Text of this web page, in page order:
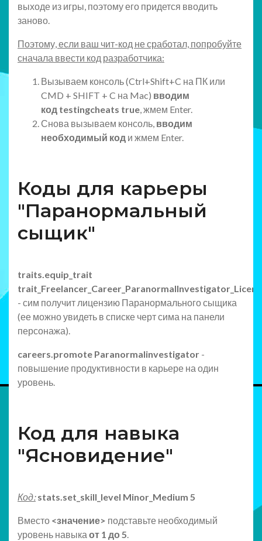
выходе из игры, поэтому его придется вводить
заново.
Поэтому, если ваш чит-код не сработал, попробуйте
сначала ввести код разработчика:
Вызываем консоль (Ctrl+Shift+C на ПК или
CMD + SHIFT + C на Mac) вводим
код testingcheats true, жмем Enter.
Снова вызываем консоль, вводим
необходимый код и жмем Enter.
Коды для карьеры
"Паранормальный
сыщик"
traits.equip_trait
- сим получит лицензию Паранормального сыщика
(ее можно увидеть в списке черт сима на панели
персонажа).
careers.promote Paranormalinvestigator -
повышение продуктивности в карьере на один
уровень.
Код для навыка
"Ясновидение"
Код:stats.set_skill_level Minor_Medium 5
Вместо <значение> подставьте необходимый
уровень навыка от 1 до 5.